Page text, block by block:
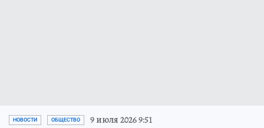
НОВОСТИ ОБЩЕСТВО 9 июля 2026 9:51